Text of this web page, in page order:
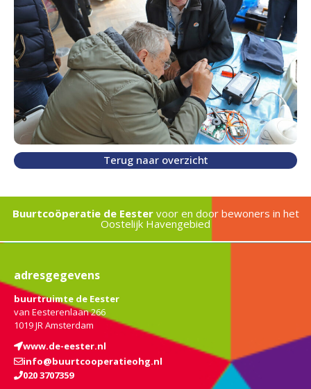
Terug naar overzicht
Buurtcoöperatie de Eestervoor en door bewoners in het
Oostelijk Havengebied
adresgegevens
buurtruimte de Eester
van Eesterenlaan 266
1019 JR Amsterdam
www.de-eester.nl
info@buurtcooperatieohg.nl
020 3707359